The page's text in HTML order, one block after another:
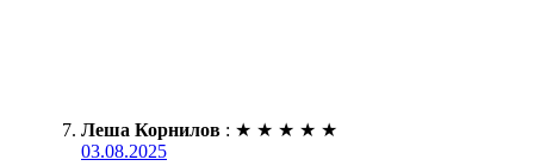
Леша Корнилов : ★ ★ ★ ★ ★
03.08.2025